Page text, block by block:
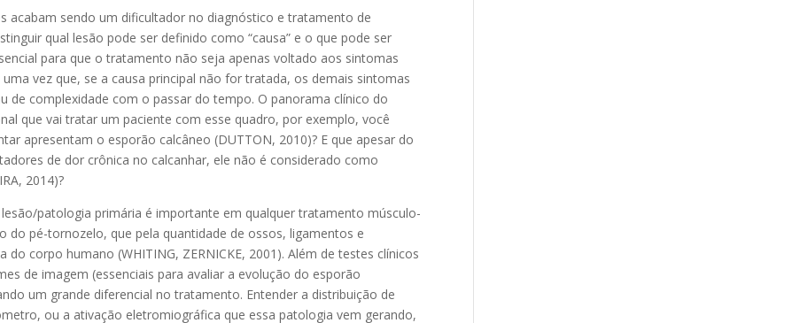
acabam sendo um dificultador no diagnóstico e tratamento de
qual lesão pode ser definido como “causa” e o que pode ser
para que o tratamento não seja apenas voltado aos sintomas
vez que, se a causa principal não for tratada, os demais sintomas
de complexidade com o passar do tempo. O panorama clínico do
que vai tratar um paciente com esse quadro, por exemplo, você
apresentam o esporão calcâneo (DUTTON, 2010)? E que apesar do
de dor crônica no calcanhar, ele não é considerado como
2014)?
patologia primária é importante em qualquer tratamento músculo-
do pé-tornozelo, que pela quantidade de ossos, ligamentos e
corpo humano (WHITING, ZERNICKE, 2001). Além de testes clínicos
de imagem (essenciais para avaliar a evolução do esporão
um grande diferencial no tratamento. Entender a distribuição de
ou a ativação eletromiográfica que essa patologia vem gerando,